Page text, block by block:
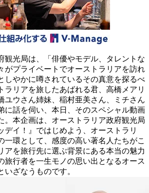
観光局は、「俳優やモデル、タレントな
がプライベートでオーストラリアを訪れ
しやかに噂されているその真意を探るべ
ラリアを旅したあばれる君、高橋メアリ
ユウさん姉妹、稲村亜美さん、ミチさん
に話を伺い、本日、そのスペシャル動画
。本企画は、オーストラリア政府観光局
デイ！』ではじめよう、オーストラリ
一環として、感度の高い著名人たちがこ
アを旅行先に選ぶ背景にある本当の魅力
旅行者を一生モノの思い出となるオース
いざなうものです。